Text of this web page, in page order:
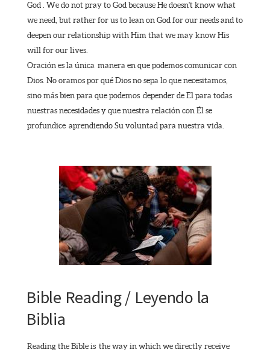
God . We do not pray to God because He doesn't know what
we need, but rather for us to lean on God for our needs and to
deepen our relationship with Him that we may know His
will for our lives.
Oración es la única manera en que podemos comunicar con
Dios. No oramos por qué Dios no sepa lo que necesitamos,
sino más bien para que podemos depender de El para todas
nuestras necesidades y que nuestra relación con Él se
profundice aprendiendo Su voluntad para nuestra vida.
Bible Reading / Leyendo la
Biblia
Reading the Bible is the way in which we directly receive